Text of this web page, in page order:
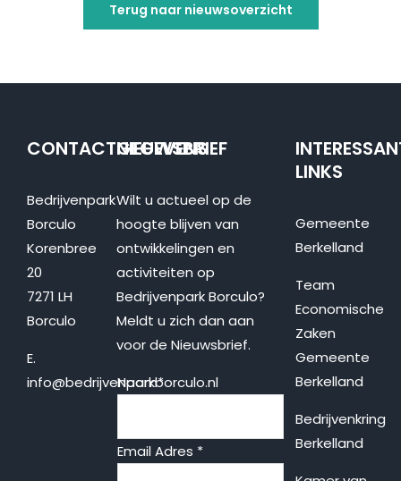
Terug naar nieuwsoverzicht
CONTACTGEGEVENS
Bedrijvenpark
Borculo
Korenbree
20
7271 LH
Borculo
E.
info@bedrijvenparkborculo.nl
NIEUWSBRIEF
Wilt u actueel op de
hoogte blijven van
ontwikkelingen en
activiteiten op
Bedrijvenpark Borculo?
Meldt u zich dan aan
voor de Nieuwsbrief.
Naam*
Email Adres *
LINKS
Gemeente
Berkelland
Team
Economische
Zaken
Gemeente
Berkelland
Bedrijvenkring
Berkelland